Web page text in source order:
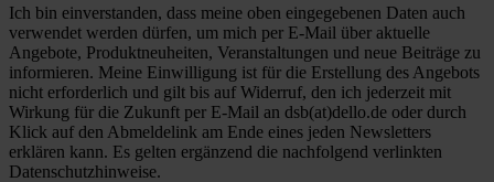
Ich bin einverstanden, dass meine oben eingegebenen Daten auch
verwendet werden dürfen, um mich per E-Mail über aktuelle
Angebote, Produktneuheiten, Veranstaltungen und neue Beiträge zu
informieren. Meine Einwilligung ist für die Erstellung des Angebots
nicht erforderlich und gilt bis auf Widerruf, den ich jederzeit mit
Wirkung für die Zukunft per E-Mail an dsb(at)dello.de oder durch
Klick auf den Abmeldelink am Ende eines jeden Newsletters
erklären kann. Es gelten ergänzend die nachfolgend verlinkten
Datenschutzhinweise.